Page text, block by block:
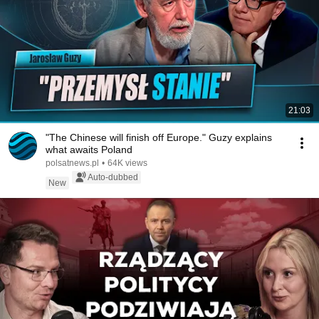
21:03
"The Chinese will finish off Europe." Guzy explains
what awaits Poland
polsatnews.pl • 64K views
New
Auto-dubbed